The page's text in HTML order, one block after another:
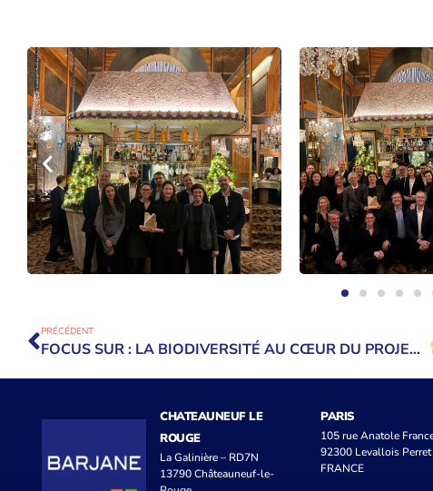
PRÉCÉDENT
FOCUS SUR : LA BIODIVERSITÉ AU CŒUR DU PROJET DE LA FUTURE PLATEFORME LOGISTIQUE DE GONDREVILLE (54)
CHATEAUNEUF LE
ROUGE
La Galinière – RD7N
13790 Châteauneuf-le-
PARIS
105 rue Anatole
92300 Levallois Perret
FRANCE